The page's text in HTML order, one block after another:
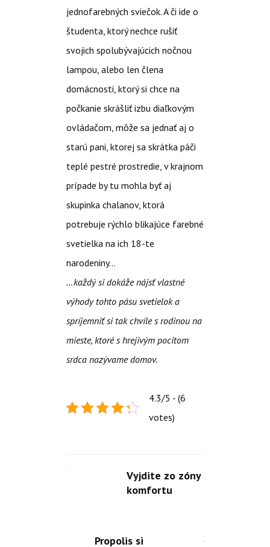
jednofarebných sviečok. A či ide o
študenta, ktorý nechce rušiť
svojich spolubývajúcich nočnou
lampou, alebo len člena
domácnosti, ktorý si chce na
počkanie skrášliť izbu diaľkovým
ovládačom, môže sa jednať aj o
starú pani, ktorej sa skrátka páči
teplé pestré prostredie, v krajnom
prípade by tu mohla byť aj
skupinka chalanov, ktorá
potrebuje rýchlo blikajúce farebné
svetielka na ich 18-te
narodeniny…
…každý si dokáže nájsť vlastné
výhody tohto pásu svetielok a
spríjemniť si tak chvíle s rodinou na
mieste, ktoré s hrejivým pocitom
srdca nazývame domov.
4.3/5 - (6
votes)
Vyjdite zo zóny
komfortu
Propolis si